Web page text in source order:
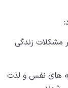
مشکلات زندگی
های نفس و لذت